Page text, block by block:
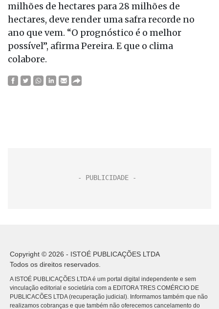
milhões de hectares para 28 milhões de
hectares, deve render uma safra recorde no
ano que vem. “O prognóstico é o melhor
possível”, afirma Pereira. E que o clima
colabore.
Copyright © 2026 - ISTOÉ PUBLICAÇÕES LTDA
Todos os direitos reservados.
A ISTOÉ PUBLICAÇÕES LTDA é um portal digital independente e sem
vinculação editorial e societária com a EDITORA TRES COMÉRCIO DE
PUBLICACÕES LTDA (recuperação judicial). Informamos também que não
realizamos cobranças e que também não oferecemos cancelamento do